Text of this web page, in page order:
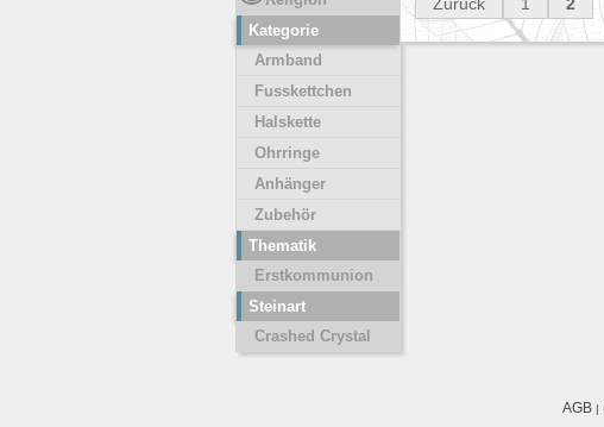
Kategorie
Armband
Fusskettchen
Halskette
Ohrringe
Anhänger
Zubehör
Thematik
Erstkommunion
Steinart
Crashed Crystal
AGB|